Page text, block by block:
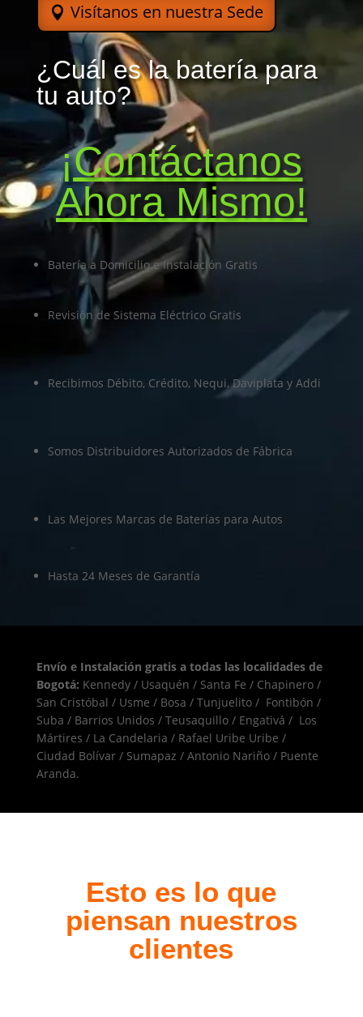
Visítanos en nuestra Sede
¿Cuál es la batería para
tu auto?
¡Contáctanos
Ahora Mismo!
Batería a Domicilio e Instalación Gratis
Revisión de Sistema Eléctrico Gratis
Recibimos Débito, Crédito, Nequi, Daviplata y Addi
Somos Distribuidores Autorizados de Fábrica
Las Mejores Marcas de Baterías para Autos
Hasta 24 Meses de Garantía
Envío e Instalación gratis a todas las localidades de
Bogotá: Kennedy / Usaquén / Santa Fe / Chapinero /
San Cristóbal / Usme / Bosa / Tunjuelito / Fontibón /
Suba / Barrios Unidos / Teusaquillo / Engativá / Los
Mártires / La Candelaria / Rafael Uribe Uribe /
Ciudad Bolívar / Sumapaz / Antonio Nariño / Puente
Aranda.
Esto es lo que
piensan nuestros
clientes